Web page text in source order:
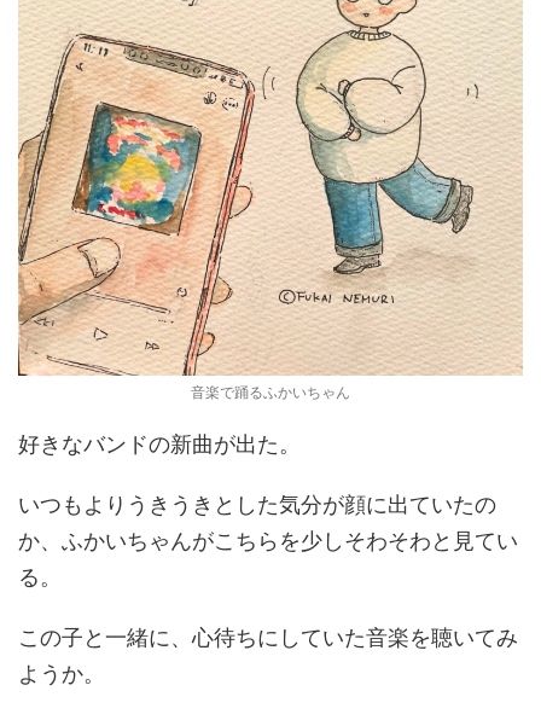
音楽で踊るふかいちゃん
好きなバンドの新曲が出た。
いつもよりうきうきとした気分が顔に出ていたの
か、ふかいちゃんがこちらを少しそわそわと見てい
る。
この子と一緒に、心待ちにしていた音楽を聴いてみ
ようか。